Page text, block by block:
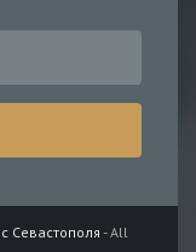
Севастополя - All